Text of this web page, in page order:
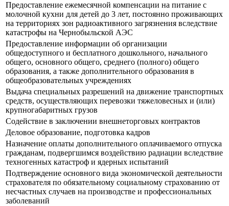
Предоставление ежемесячной компенсации на питание с
молочной кухни для детей до 3 лет, постоянно проживающих
на территориях зон радиоактивного загрязнения вследствие
катастрофы на Чернобыльской АЭС
Предоставление информации об организации
общедоступного и бесплатного дошкольного, начального
общего, основного общего, среднего (полного) общего
образования, а также дополнительного образования в
общеобразовательных учреждениях
Выдача специальных разрешений на движение транспортных
средств, осуществляющих перевозки тяжеловесных и (или)
крупногабаритных грузов
Содействие в заключении внешнеторговых контрактов
Деловое образование, подготовка кадров
Назначение оплаты дополнительного оплачиваемого отпуска
гражданам, подвергшимся воздействию радиации вследствие
техногенных катастроф и ядерных испытаний
Подтверждение основного вида экономической деятельности
страхователя по обязательному социальному страхованию от
несчастных случаев на производстве и профессиональных
заболеваний